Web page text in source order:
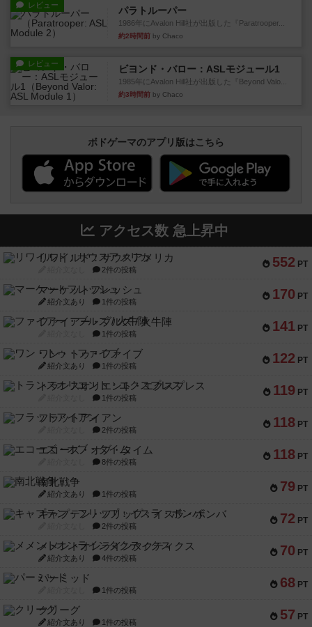
レビュー パラトルーパー
1986年にAvalon Hill社が出版した『Paratrooper...
約2時間前 by Chaco
レビュー ビヨンド・バロー：ASLモジュール1
1985年にAvalon Hill社が出版した『Beyond Valo...
約3時間前 by Chaco
ボドゲーマのアプリ版はこちら
アクセス数 急上昇中
552 PT
リワイルド：サウスアメリカ
2件の投稿
170 PT
マーケットフレッシュ
紹介文あり 1件の投稿
141 PT
ファイアー・ブルズ / 火牛陣
1件の投稿
122 PT
ワン・トゥ・ファイブ
紹介文あり 1件の投稿
119 PT
トランスオリエント・エクスプレス
1件の投稿
118 PT
フラットアイアン
2件の投稿
118 PT
エコーズ・オブ・タイム
8件の投稿
79 PT
南北戦争
紹介文あり 1件の投稿
72 PT
キャプテン・フリップ：イスラ・ボンバ
2件の投稿
70 PT
メメントオンラインタクティクス
紹介文あり 4件の投稿
68 PT
パーミッド
1件の投稿
57 PT
クリーグ
紹介文あり 1件の投稿